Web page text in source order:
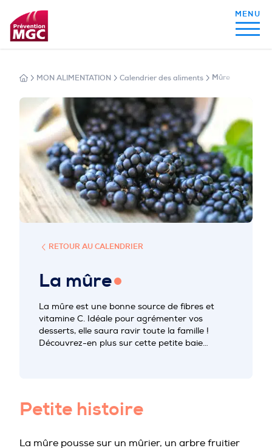
MON ALIMENTATION
MON SOMMEIL
MON ACTIVITÉ PHYSIQUE
PROFESSIONNELS DE LA PRÉVENTION
MON ALIMENTATION Calendrier des aliments Mûre
RETOUR AU CALENDRIER
La mûre
La mûre est une bonne source de fibres et
vitamine C. Idéale pour agrémenter vos
desserts, elle saura ravir toute la famille !
Découvrez-en plus sur cette petite baie…
Petite histoire
La mûre pousse sur un mûrier, un arbre fruitier